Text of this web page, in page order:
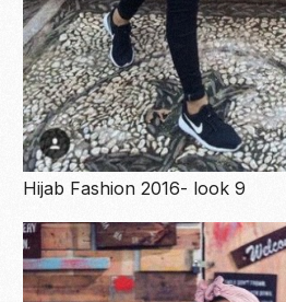
Hijab Fashion 2016- look 9